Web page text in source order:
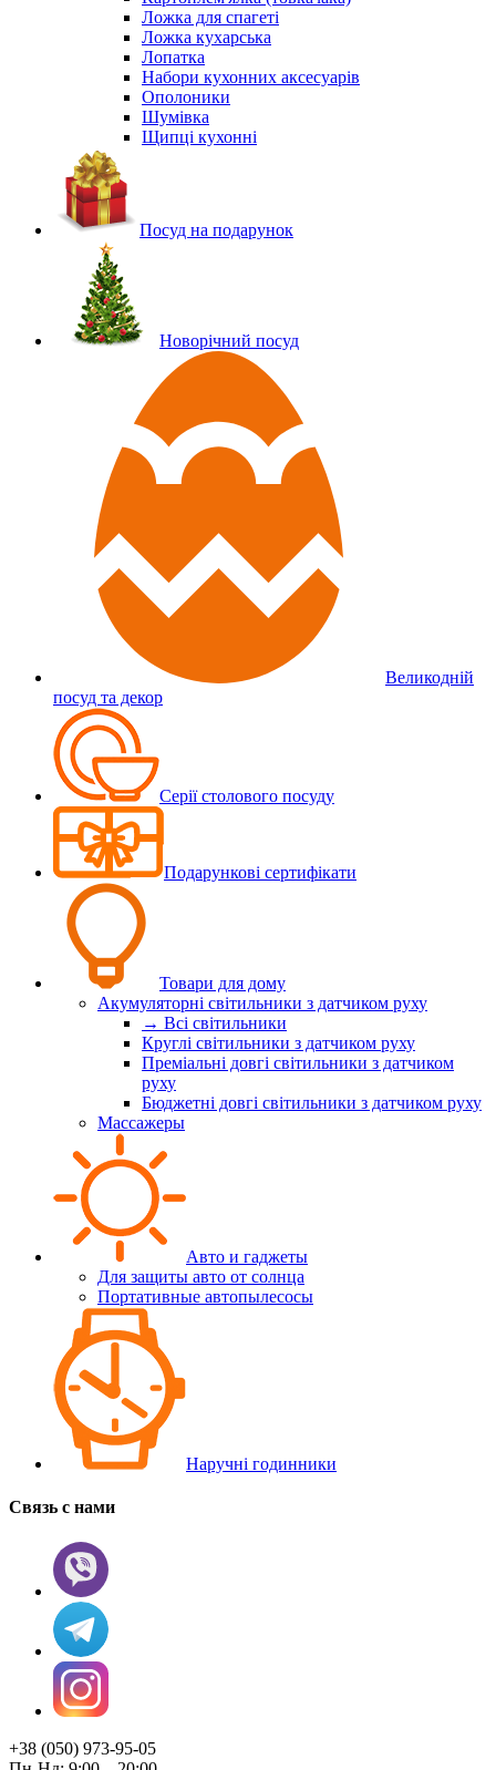
Ложка для спагеті
Ложка кухарська
Лопатка
Набори кухонних аксесуарів
Ополоники
Шумівка
Щипці кухонні
Посуд на подарунок
Новорічний посуд
Великодній
посуд та декор
Серії столового посуду
Подарункові сертифікати
Товари для дому
Акумуляторні світильники з датчиком руху
→ Всі світильники
Круглі світильники з датчиком руху
Преміальні довгі світильники з датчиком
руху
Бюджетні довгі світильники з датчиком руху
Массажеры
Авто и гаджеты
Для защиты авто от солнца
Портативные автопылесосы
Наручні годинники
Связь с нами
+38 (050) 973-95-05